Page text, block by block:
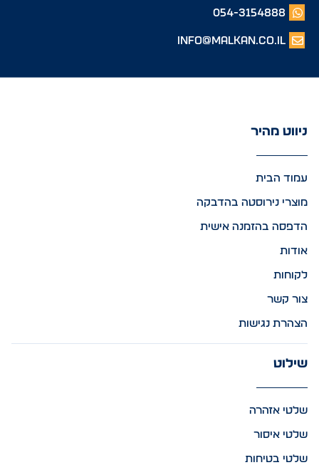
054-3154888
info@malkan.co.il
ניווט מהיר
עמוד הבית
מוצרי נירוסטה בהדבקה
הדפסה בהזמנה אישית
אודות
לקוחות
צור קשר
הצהרת נגישות
שילוט
שלטי אזהרה
שלטי איסור
שלטי בטיחות